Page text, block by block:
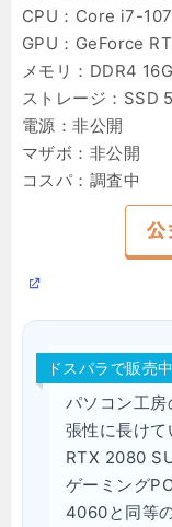
CPU：Core i7-
GPU：GeForce
メモリ：DDR4
ストレージ：SSD
電源：非公開
マザボ：非公開
コスパ：調査中
ドスパラで販売中
パソコン工
張性に長け
RTX 2080
ゲーミング
4060と同等